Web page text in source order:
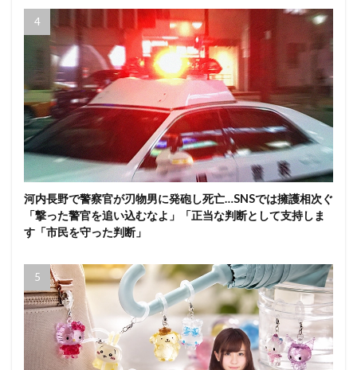
河内長野で警察官が刃物男に発砲し死亡…SNSでは擁護相次ぐ
「撃った警官を追い込むなよ」「正当な判断として支持しま
す「市民を守った判断」